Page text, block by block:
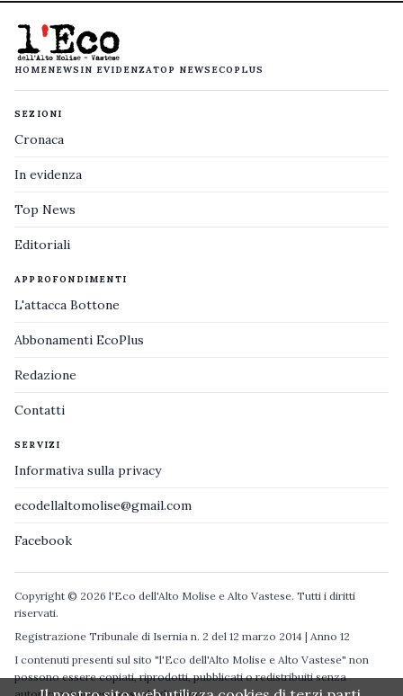
HOMENEWS IN EVIDENZATOP NEWS ECOPLUS
SEZIONI
Cronaca
In evidenza
Top News
Editoriali
APPROFONDIMENTI
L'attacca Bottone
Abbonamenti EcoPlus
Redazione
Contatti
SERVIZI
Informativa sulla privacy
ecodellaltomolise@gmail.com
Facebook
Copyright © 2026 l'Eco dell'Alto Molise e Alto Vastese. Tutti i diritti
riservati.
Registrazione Tribunale di Isernia n. 2 del 12 marzo 2014 | Anno 12
I contenuti presenti sul sito "l'Eco dell'Alto Molise e Alto Vastese" non
possono essere copiati, riprodotti, pubblicati o redistribuiti senza